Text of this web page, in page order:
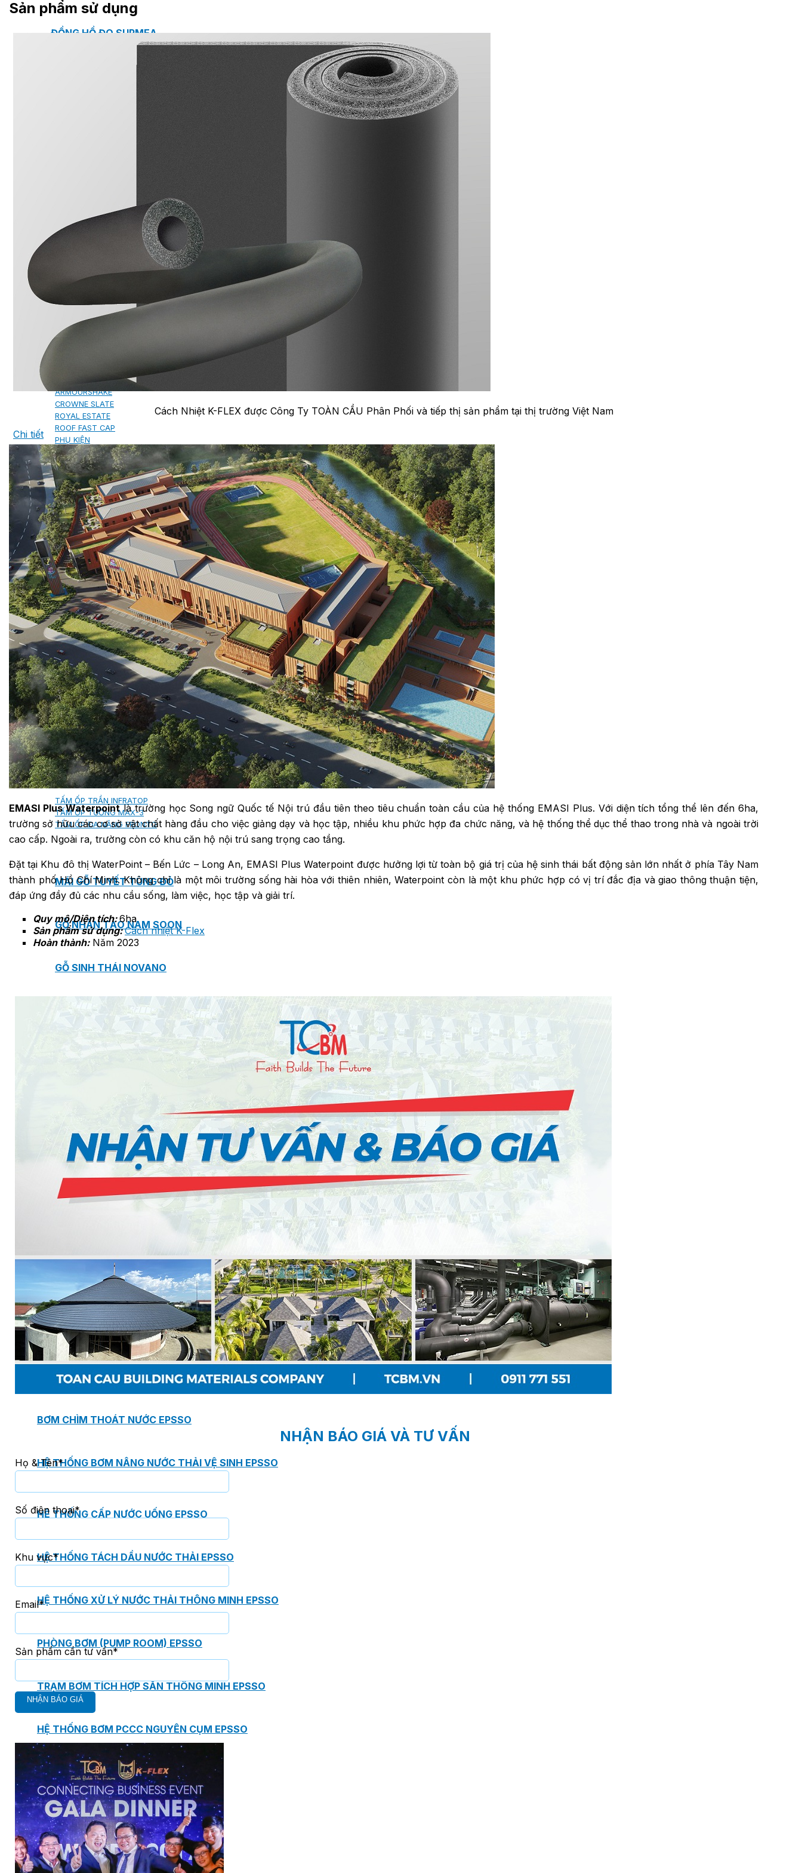
ĐỒNG HỒ ĐO SUPMEA
CẢM BIẾN NHIỆT ĐỘ SUP-WZPK
LƯU LƯỢNG KẾ ĐIỆN TỪ LDGC-SUP
ỐNG MỀM NỐI ĐẦU PHUN SPRINKLER FLEXDROP YONG WON
SƠN CHỐNG CHÁY FLAMEBAR BW11
KEO ACRYLIC SEALANT
Sản phẩm Kiến trúc
NGÓI BITUM PHỦ ĐÁ IKO
MARATHON (VIÊN GẠCH)
ARMOURSHIELD (TỔ ONG)
ARMOURSHAKE
CROWNE SLATE
ROYAL ESTATE
ROOF FAST CAP
PHỤ KIỆN
NGÓI THÉP PHỦ ĐÁ DECRA AHI
CLASSIC
HERITAGE
MILANO
SHAKE
SENATOR
ANTICA
CF SLATE
CF SHAKE
CF SHINGLE
CALIBRE
TẤM LỢP KIM LOẠI
PREMIUM - COPPER PRESTIGE ULTIMETAL HD
PREMIUM - COPPER PRESTIGE COMPACT PLUS
PREMIUM - COPPER PRESTIGE ELITE
PREMIUM - COPPER PRESTIGE TRADITIONAL
TẤM ỐP VOX
TẤM ỐP TRẦN INFRATOP
TẤM ỐP TƯỜNG MAX-3
TẤM ỐP ĐA NĂNG FRONTO
MÁI GỖ TUYẾT TÙNG ĐỎ
GỖ NHÂN TẠO NAM SOON
GỖ SINH THÁI NOVANO
VÁN OSB (VÁN DĂM ĐỊNH HƯỚNG)
MÁI LÁ NHÂN TẠO CENTRO THATCH
MASTER COPPO (KIỂU DÁNG NGÓI ĐỊA TRUNG HẢI)
Bơm Epsso
HỆ THỐNG BƠM TĂNG ÁP EPSSO
BƠM TRỤC ĐỨNG ĐA TẦNG CÁNH EPSSO
BƠM TRỤC NGANG ĐA TẦNG CÁNH EPSSO
BƠM TRỤC NGANG RỜI TRỤC DSV EPSSO
BƠM CHÌM THOÁT NƯỚC EPSSO
HỆ THỐNG BƠM NÂNG NƯỚC THẢI VỆ SINH EPSSO
HỆ THỐNG CẤP NƯỚC UỐNG EPSSO
HỆ THỐNG TÁCH DẦU NƯỚC THẢI EPSSO
HỆ THỐNG XỬ LÝ NƯỚC THẢI THÔNG MINH EPSSO
PHÒNG BƠM (PUMP ROOM) EPSSO
TRẠM BƠM TÍCH HỢP SẴN THÔNG MINH EPSSO
HỆ THỐNG BƠM PCCC NGUYÊN CỤM EPSSO
BƠM CHÌM PACKAGE EPSSO
Van Watts
Sản phẩm sử dụng
Cách Nhiệt K-FLEX được Công Ty TOÀN CẦU Phân Phối và tiếp thị sản phẩm tại thị trường Việt Nam
Chi tiết
EMASI Plus Waterpointlà trường học Song ngữ Quốc tế Nội trú đầu tiên theo tiêu chuẩn toàn cầu của hệ thống EMASI Plus. Với diện tích tổng thể lên đến 6ha,
trường sở hữu các cơ sở vật chất hàng đầu cho việc giảng dạy và học tập, nhiều khu phức hợp đa chức năng, và hệ thống thể dục thể thao trong nhà và ngoài trời
cao cấp. Ngoài ra, trường còn có khu căn hộ nội trú sang trọng cao tầng.
Đặt tại Khu đô thị WaterPoint – Bến Lức – Long An, EMASI Plus Waterpoint được hưởng lợi từ toàn bộ giá trị của hệ sinh thái bất động sản lớn nhất ở phía Tây Nam
thành phố Hồ Chí Minh. Không chỉ là một môi trường sống hài hòa với thiên nhiên, Waterpoint còn là một khu phức hợp có vị trí đắc địa và giao thông thuận tiện,
đáp ứng đầy đủ các nhu cầu sống, làm việc, học tập và giải trí.
Quy mô/Diện tích:6ha
Sản phẩm sử dụng:Cách nhiệt K-Flex
Hoàn thành:Năm 2023
NHẬN BÁO GIÁ VÀ TƯ VẤN
Họ & Tên*
Số điện thoại*
Khu vực*
Email*
Sản phẩm cần tư vấn*